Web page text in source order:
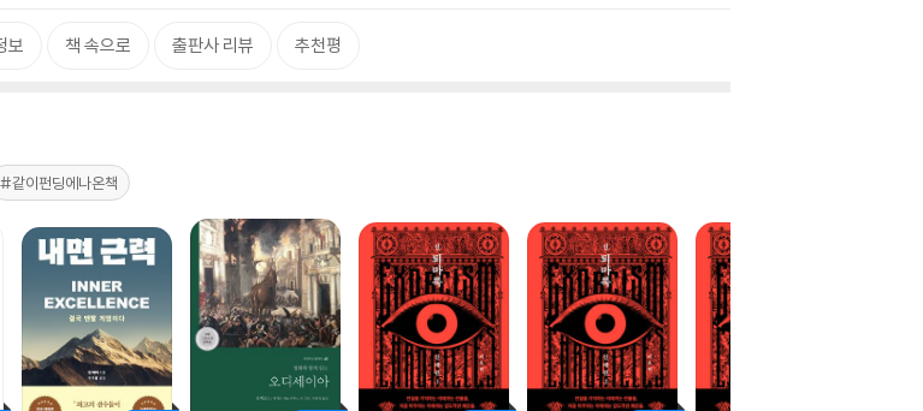
보 책 속으로 출판사 리뷰 추천평
#같이펀딩에나온책